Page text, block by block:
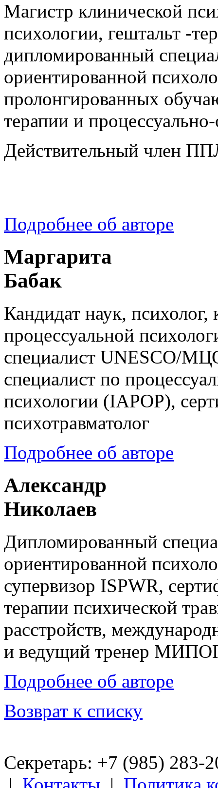
Магистр клинической
психологии, гештальт -
дипломированный
ориентированной
пролонгированных
терапии и
Действительный член
Подробнее об авторе
Маргарита
Бабак
Кандидат наук, психолог,
процессуальной
специалист UNESCO/
специалист по
психологии (IAPOP),
психотравматолог
Подробнее об авторе
Александр
Николаев
Дипломированный
ориентированной
супервизор ISPWR,
терапии психической
расстройств,
и ведущий тренер
Подробнее об авторе
Возврат к списку
Секретарь: +7 (985)